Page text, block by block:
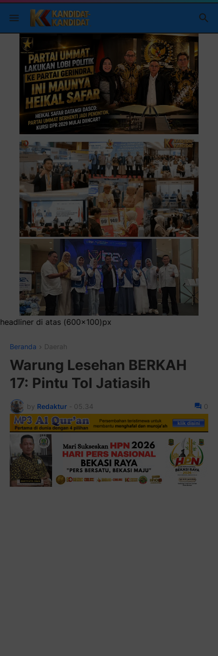
Beranda Daerah
Warung Lesehan BERKAH
17: Pintu Tol Jatiasih
by Redaktur - 05.34 0